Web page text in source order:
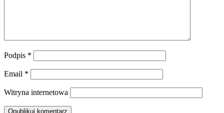
Podpis *
Email *
Witryna internetowa